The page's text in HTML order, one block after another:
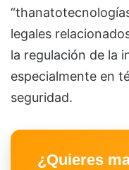
legales
la regulación de la
especialmente en
seguridad.
¿Quieres